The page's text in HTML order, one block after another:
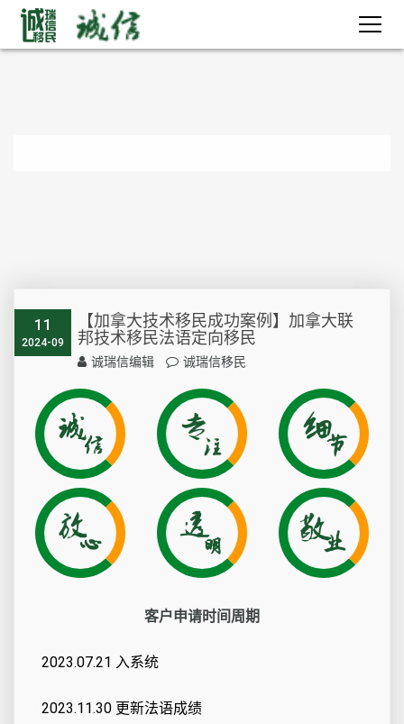
11
2024-09
【加拿大技术移民成功案例】加拿大联
邦技术移民法语定向移民
诚瑞信编辑 诚瑞信移民
客户申请时间周期
2023.07.21 入系统
2023.11.30 更新法语成绩